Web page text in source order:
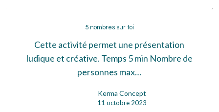
nombres
sur
toi
5 nombres sur toi
Cette activité permet une présentation
ludique et créative. Temps 5 min Nombre de
personnes max…
Kerma Concept
11 octobre 2023